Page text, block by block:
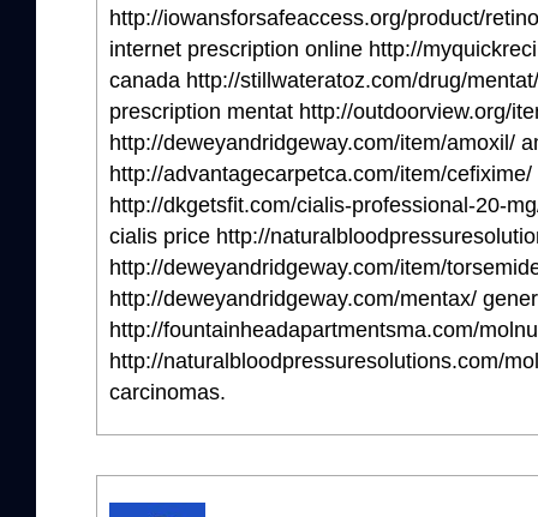
http://iowansforsafeaccess.org/product/
internet prescription online http://
canada http://stillwateratoz.com/drug/
prescription mentat http://outdoorview.org/
http://deweyandridgeway.com/item/amoxil/
http://advantagecarpetca.com/item/cefixime/
http://dkgetsfit.com/cialis-professional-20-
cialis price http://
http://deweyandridgeway.com/item/
http://deweyandridgeway.com/mentax/
http://fountainheadapartmentsma.com/
http://naturalbloodpressuresolutions.com/
carcinomas.